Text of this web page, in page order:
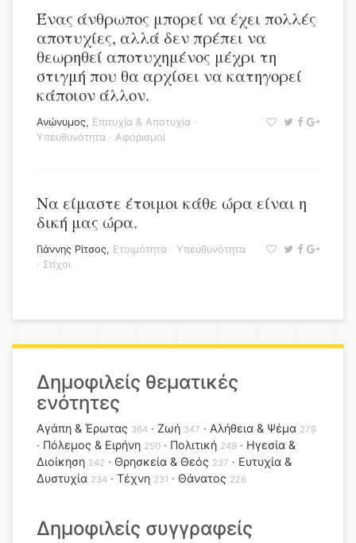
Ένας άνθρωπος μπορεί να έχει πολλές
αποτυχίες, αλλά δεν πρέπει να
θεωρηθεί αποτυχημένος μέχρι τη
στιγμή που θα αρχίσει να κατηγορεί
κάποιον άλλον.
Ανώνυμος, Επιτυχία & Αποτυχία ·
Υπευθυνότητα · Αφορισμοί
Να είμαστε έτοιμοι κάθε ώρα είναι η
δική μας ώρα.
Γιάννης Ρίτσος, Ετοιμότητα · Υπευθυνότητα
· Στίχοι
Δημοφιλείς θεματικές
ενότητες
Αγάπη & Έρωτας 364 Ζωή 347 Αλήθεια & Ψέμα 279
Πόλεμος & Ειρήνη 250 Πολιτική 249
Ηγεσία &
Διοίκηση 242 Θρησκεία & Θεός 237
Ευτυχία &
Δυστυχία 234 Τέχνη 231 Θάνατος 226
Δημοφιλείς συγγραφείς